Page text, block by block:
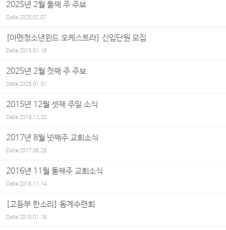
2025년 2월 둘째 주 주보
Date2025.02.07
[아멘청소년윈드 오케스트라] 신입단원 모집
Date2015.01.18
2025년 2월 첫째 주 주보
Date2025.01.31
2015년 12월 셋째 주일 소식
Date2015.12.20
2017년 8월 넷째주 교회소식
Date2017.08.28
2016년 11월 둘째주 교회소식
Date2016.11.14
[고등부 한소리] 동계수련회
Date2015.01.18